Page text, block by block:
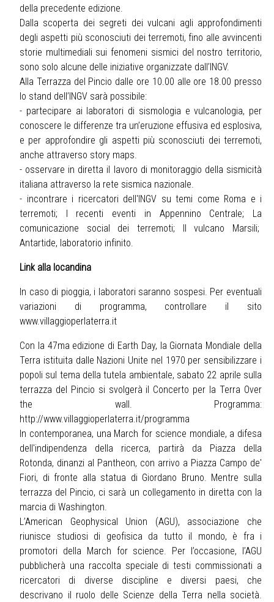
della precedente edizione.
Dalla scoperta dei segreti dei vulcani agli approfondimenti
degli aspetti più sconosciuti dei terremoti, fino alle avvincenti
storie multimediali sui fenomeni sismici del nostro territorio,
sono solo alcune delle iniziative organizzate dall’INGV.
Alla Terrazza del Pincio dalle ore 10.00 alle ore 18.00 presso
lo stand dell’INGV sarà possibile:
- partecipare ai laboratori di sismologia e vulcanologia, per
conoscere le differenze tra un’eruzione effusiva ed esplosiva,
e per approfondire gli aspetti più sconosciuti dei terremoti,
anche attraverso story maps.
- osservare in diretta il lavoro di monitoraggio della sismicità
italiana attraverso la rete sismica nazionale.
- incontrare i ricercatori dell'INGV su temi come Roma e i
terremoti; I recenti eventi in Appennino Centrale; La
comunicazione social dei terremoti; Il vulcano Marsili;
Antartide, laboratorio infinito.
Link alla locandina
In caso di pioggia, i laboratori saranno sospesi. Per eventuali
variazioni di programma, controllare il sito
www.villaggioperlaterra.it
Con la 47ma edizione di Earth Day, la Giornata Mondiale della
Terra istituita dalle Nazioni Unite nel 1970 per sensibilizzare i
popoli sul tema della tutela ambientale, sabato 22 aprile sulla
terrazza del Pincio si svolgerà il Concerto per la Terra Over
the wall. Programma:
http://www.villaggioperlaterra.it/programma
In contemporanea, una March for science mondiale, a difesa
dell'indipendenza della ricerca, partirà da Piazza della
Rotonda, dinanzi al Pantheon, con arrivo a Piazza Campo de'
Fiori, di fronte alla statua di Giordano Bruno. Mentre sulla
terrazza del Pincio, ci sarà un collegamento in diretta con la
marcia di Washington.
L’American Geophysical Union (AGU), associazione che
riunisce studiosi di geofisica da tutto il mondo, è fra i
promotori della March for science. Per l’occasione, l’AGU
pubblicherà una raccolta speciale di testi commissionati a
ricercatori di diverse discipline e diversi paesi, che
descrivano il ruolo delle Scienze della Terra nella società.